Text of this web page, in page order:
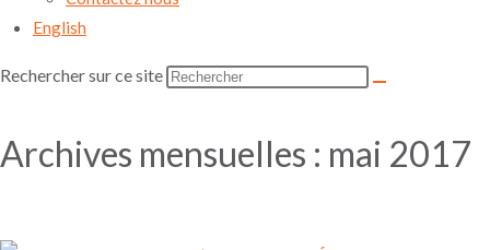
English
Rechercher sur ce site
Archives mensuelles : mai 2017